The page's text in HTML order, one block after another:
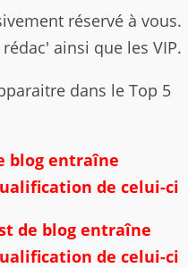
réservé à vous.
ainsi que les VIP.
dans le Top 5
blog entraîne
de celui-ci
de blog entraîne
de celui-ci